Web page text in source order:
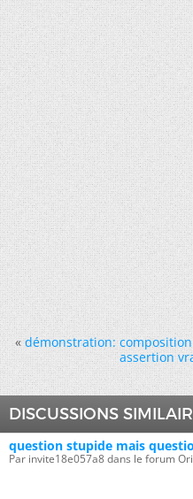
« démonstration:
assertion
DISCUSSIONS
question stupide mais
Par invite18e057a8 dans le forum